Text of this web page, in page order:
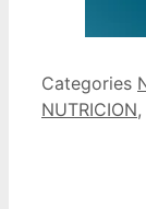
Categories
NUTRICION,